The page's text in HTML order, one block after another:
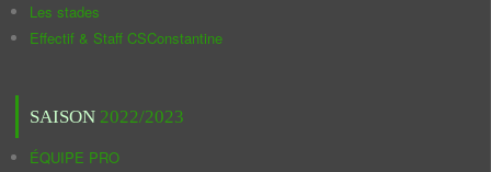
Les stades
Effectif & Staff CSConstantine
SAISON 2022/2023
ÉQUIPE PRO